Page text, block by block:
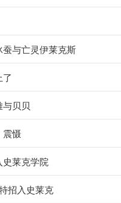
与亡灵伊莱克斯
贝贝
震慑
莱克学院
招入史莱克